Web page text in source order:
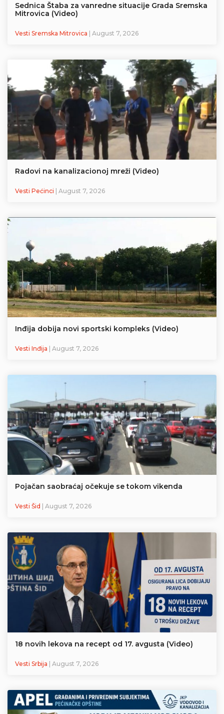
Sednica Štaba za vanredne situacije Grada Sremska
Mitrovica (Video)
Vesti Sremska Mitrovica | August 7, 2026
Radovi na kanalizacionoj mreži (Video)
Vesti Pećinci | August 7, 2026
Inđija dobija novi sportski kompleks (Video)
Vesti Inđija | August 7, 2026
Pojačan saobraćaj očekuje se tokom vikenda
Vesti Šid | August 7, 2026
18 novih lekova na recept od 17. avgusta (Video)
Vesti Srbija | August 7, 2026